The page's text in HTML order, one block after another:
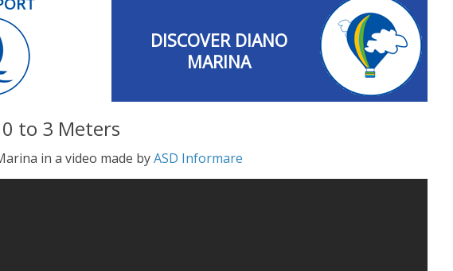
DISCOVER DIANO
MARINA
to 3 Meters
in a video made byASD Informare